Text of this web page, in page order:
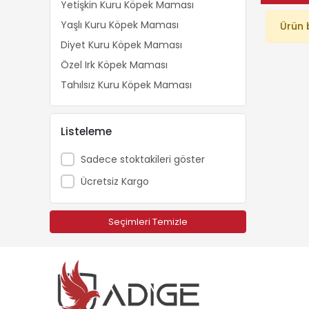
Yetişkin Kuru Köpek Maması
Yaşlı Kuru Köpek Maması
Diyet Kuru Köpek Maması
Özel Irk Köpek Maması
Tahılsız Kuru Köpek Maması
Listeleme
Sadece stoktakileri göster
Ücretsiz Kargo
Seçimleri Temizle
Ürün